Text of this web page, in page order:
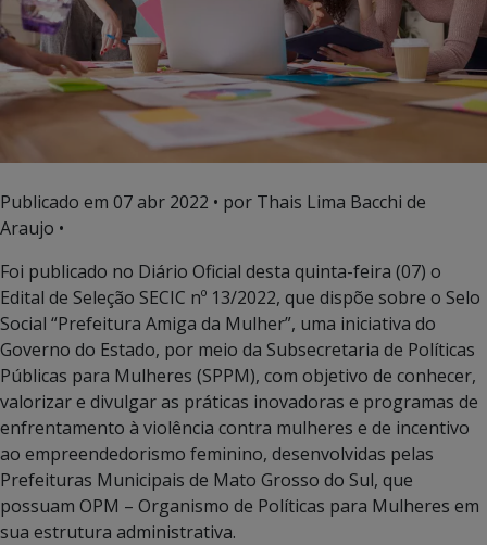
Publicado em 07 abr 2022 • por Thais Lima Bacchi de
Araujo •
Foi publicado no Diário Oficial desta quinta-feira (07) o
Edital de Seleção SECIC nº 13/2022, que dispõe sobre o Selo
Social “Prefeitura Amiga da Mulher”, uma iniciativa do
Governo do Estado, por meio da Subsecretaria de Políticas
Públicas para Mulheres (SPPM), com objetivo de conhecer,
valorizar e divulgar as práticas inovadoras e programas de
enfrentamento à violência contra mulheres e de incentivo
ao empreendedorismo feminino, desenvolvidas pelas
Prefeituras Municipais de Mato Grosso do Sul, que
possuam OPM – Organismo de Políticas para Mulheres em
sua estrutura administrativa.